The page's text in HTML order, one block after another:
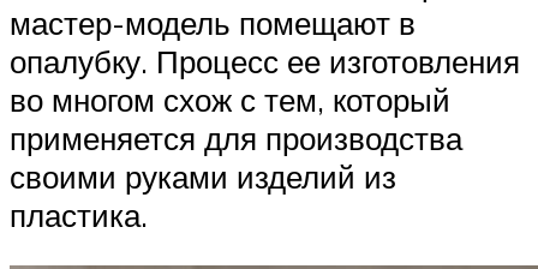
мастер-модель помещают в
опалубку. Процесс ее изготовления
во многом схож с тем, который
применяется для производства
своими руками изделий из
пластика.